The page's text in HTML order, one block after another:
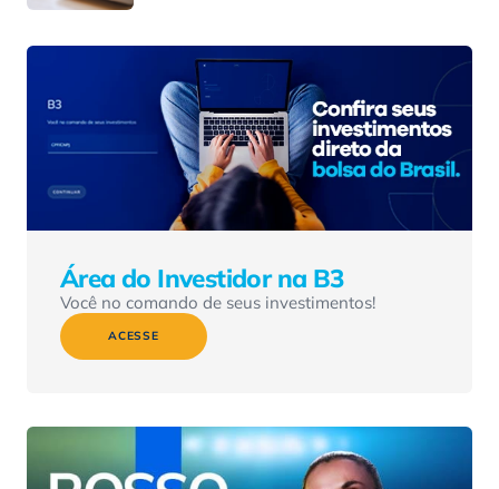
Área do Investidor na B3
Você no comando de seus investimentos!
ACESSE